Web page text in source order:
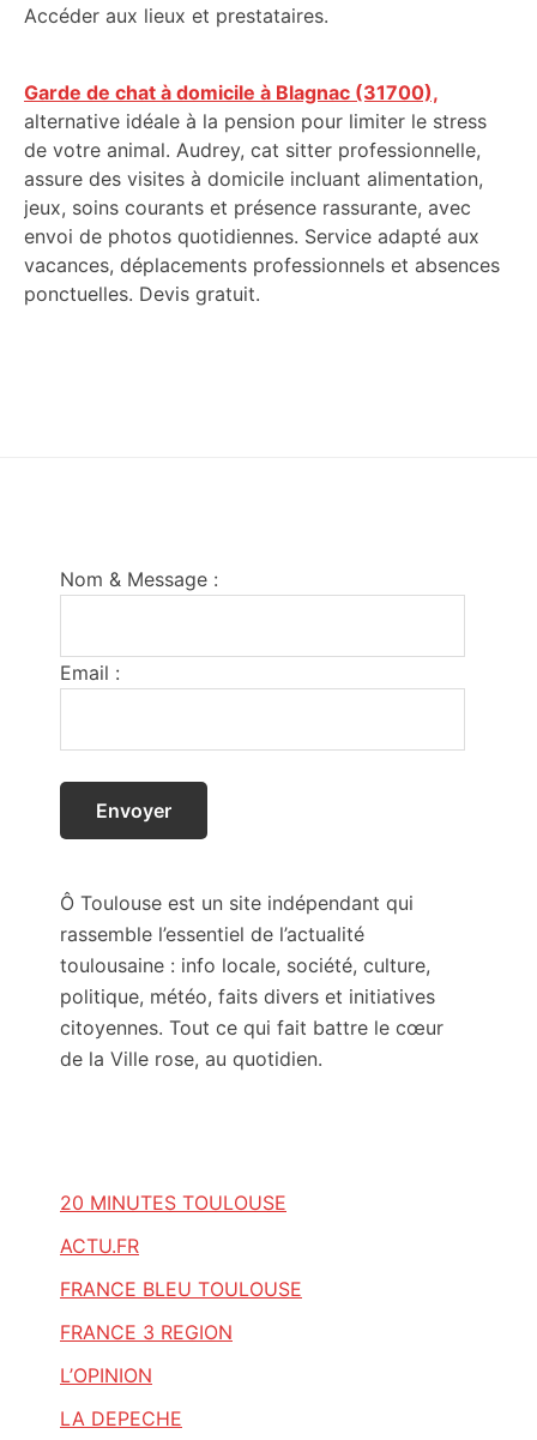
Accéder aux lieux et prestataires.
Garde de chat à domicile à Blagnac (31700),
alternative idéale à la pension pour limiter le stress
de votre animal. Audrey, cat sitter professionnelle,
assure des visites à domicile incluant alimentation,
jeux, soins courants et présence rassurante, avec
envoi de photos quotidiennes. Service adapté aux
vacances, déplacements professionnels et absences
ponctuelles. Devis gratuit.
Nom & Message :
Email :
Ô Toulouse est un site indépendant qui
rassemble l’essentiel de l’actualité
toulousaine : info locale, société, culture,
politique, météo, faits divers et initiatives
citoyennes. Tout ce qui fait battre le cœur
de la Ville rose, au quotidien.
20 MINUTES TOULOUSE
ACTU.FR
FRANCE BLEU TOULOUSE
FRANCE 3 REGION
L’OPINION
LA DEPECHE